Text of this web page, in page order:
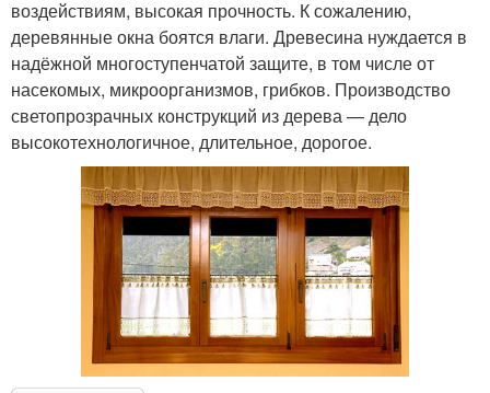
воздействиям, высокая прочность. К сожалению,
деревянные окна боятся влаги. Древесина нуждается в
надёжной многоступенчатой защите, в том числе от
насекомых, микроорганизмов, грибков. Производство
светопрозрачных конструкций из дерева — дело
высокотехнологичное, длительное, дорогое.